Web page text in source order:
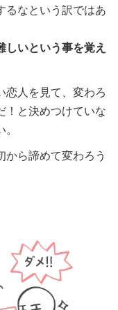
るなという訳ではあ
いという事を覚え
恋人を見て、変わろ
！と決めつけていな
ら諦めて変わろう